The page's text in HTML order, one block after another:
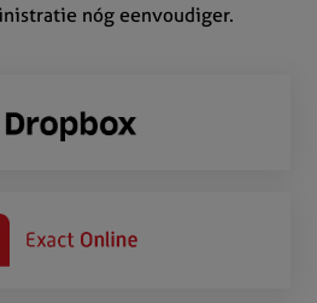
nóg eenvoudiger.